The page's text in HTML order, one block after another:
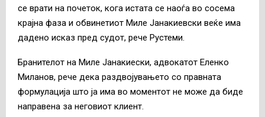
се врати на почеток, кога истата се наоѓа во сосема
крајна фаза и обвинетиот Миле Јанакиевски веќе има
дадено исказ пред судот, рече Рустеми.
Бранителот на Миле Јанакиески, адвокатот Еленко
Миланов, рече дека раздвојувањето со правната
формулација што ја има во моментот не може да биде
направена за неговиот клиент.